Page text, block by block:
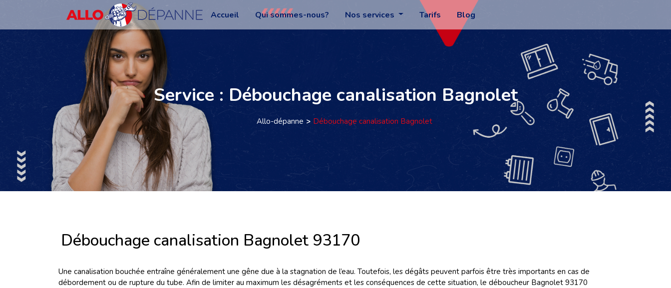
Accueil Qui sommes-nous? Nos services Tarifs Blog
Service : Débouchage canalisation Bagnolet
Allo-dépanne Débouchage canalisation Bagnolet
Débouchage canalisation Bagnolet 93170
Une canalisation bouchée entraîne généralement une gêne due à la stagnation de l’eau. Toutefois, les dégâts peuvent parfois être très importants en cas de
débordement ou de rupture du tube. Afin de limiter au maximum les désagréments et les conséquences de cette situation, le déboucheur Bagnolet 93170